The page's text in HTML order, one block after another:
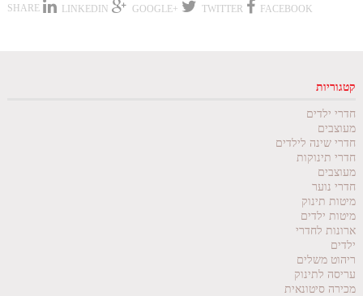
SHARE LINKEDIN +GOOGLE TWITTER FACEBOOK
קטגוריות
חדרי ילדים
מעוצבים
חדרי שינה לילדים
חדרי תינוקות
מעוצבים
חדרי נוער
מיטות תינוק
מיטות ילדים
ארונות לחדרי
ילדים
ריהוט משלים
עריסה לתינוק
מכירה סיטונאית